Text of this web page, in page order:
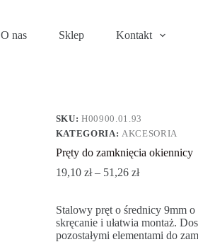
O nas Sklep Kontakt
SKU:H00900.01.93
KATEGORIA: AKCESORIA
Pręty do zamknięcia okiennicy
19,10 zł– 51,26 zł
Stalowy pręt o średnicy 9mm o
skręcanie i ułatwia montaż.
pozostałymi elementami do